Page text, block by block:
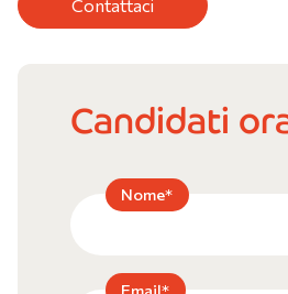
Contattaci
Candidati
Nome*
Email*